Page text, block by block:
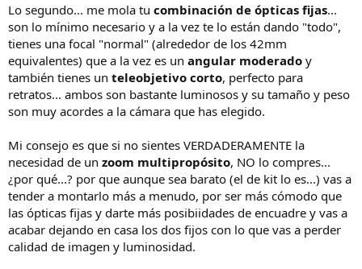
Lo segundo... me mola tu combinación de ópticas fijas...
son lo mínimo necesario y a la vez te lo están dando "todo",
tienes una focal "normal" (alrededor de los 42mm
equivalentes) que a la vez es un angular moderado y
también tienes un teleobjetivo corto, perfecto para
retratos... ambos son bastante luminosos y su tamaño y peso
son muy acordes a la cámara que has elegido.
Mi consejo es que si no sientes VERDADERAMENTE la
necesidad de un zoom multipropósito, NO lo compres...
¿por qué...? por que aunque sea barato (el de kit lo es...) vas a
tender a montarlo más a menudo, por ser más cómodo que
las ópticas fijas y darte más posibiidades de encuadre y vas a
acabar dejando en casa los dos fijos con lo que vas a perder
calidad de imagen y luminosidad.